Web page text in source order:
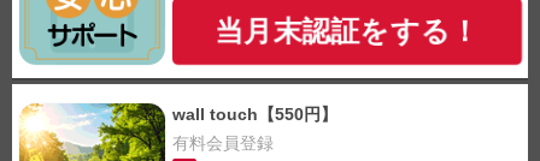
当月末認証をする！
wall touch【550円】
有料会員登録